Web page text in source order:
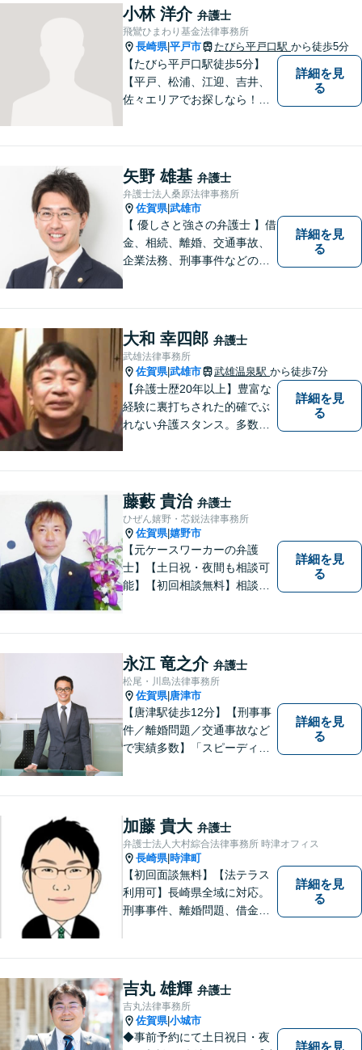
たします。また、依頼者様が
お悩みを話しやすい環境作り
を心がけております。
小林 洋介 弁護士
飛鸞ひまわり基金法律事務所
長崎県|平戸市 たびら平戸口駅 から徒歩5分
【たびら平戸口駅徒歩5分】
【平戸、松浦、江迎、吉井、
佐々エリアでお探しなら！】
ど、相談しやすい環境完備◎
地域の皆様のために活動する
弁護士。【駐車場あり】
詳細を見
る
矢野 雄基 弁護士
弁護士法人桑原法律事務所
佐賀県|武雄市
【 優しさと強さの弁護士 】借
金、相続、離婚、交通事故、
企業法務、刑事事件などのご
チーム体制による迅速で最適
なリーガルサービスを提供い
たします。
詳細を見
る
大和 幸四郎 弁護士
武雄法律事務所
佐賀県|武雄市 武雄温泉駅 から徒歩7分
【弁護士歴20年以上】豊富な
経験に裏打ちされた的確でぶ
れない弁護スタンス。多数の
法書士などとも連携しワンス
トップで解決。難事件には他
弁護士と協力も。元調停委
員。
詳細を見
る
藤藪 貴治 弁護士
ひぜん嬉野・芯鋭法律事務所
佐賀県|嬉野市
【元ケースワーカーの弁護
士】【土日祝・夜間も相談可
能】【初回相談無料】相談者
します。相続／離婚・男女問
題／交通事故／債務整理／労
働問題など幅広く対応可能で
す。
詳細を見
る
永江 竜之介 弁護士
松尾・川島法律事務所
佐賀県| 唐津市
【唐津駅徒歩12分】【刑事事
件／離婚問題／交通事故など
で実績多数】「スピーディで
合わせながらどのような解決
が望ましいのかを共に考えま
す。ぜひお気軽にご相談くだ
さい！【プライバシー完備】
詳細を見
る
加藤 貴大 弁護士
弁護士法人大村綜合法律事務所 時津オフィス
長崎県|時津町
【初回面談無料】【法テラス
利用可】長崎県全域に対応。
刑事事件、離婚問題、借金・
い丁寧にサポートいたしま
す。どんな些細なことでも構
いません。お気軽にご相談く
ださい【完全個室】
詳細を見
る
吉丸 雄輝 弁護士
吉丸法律事務所
佐賀県|小城市
◆事前予約にて土日祝日・夜
詳細を見